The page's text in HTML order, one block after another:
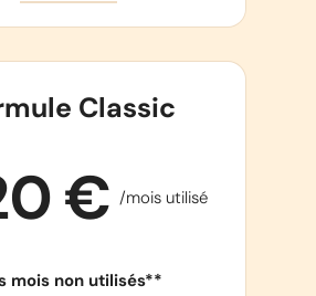
Classic
€ /mois utilisé
mois non utilisés**